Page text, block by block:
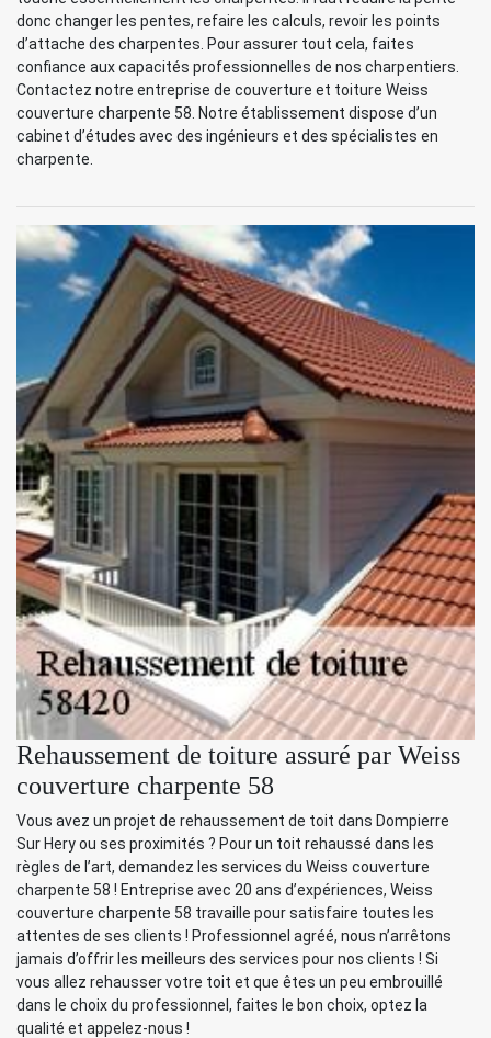
donc changer les pentes, refaire les calculs, revoir les points
d’attache des charpentes. Pour assurer tout cela, faites
confiance aux capacités professionnelles de nos charpentiers.
Contactez notre entreprise de couverture et toiture Weiss
couverture charpente 58. Notre établissement dispose d’un
cabinet d’études avec des ingénieurs et des spécialistes en
charpente.
Rehaussement de toiture assuré par Weiss
couverture charpente 58
Vous avez un projet de rehaussement de toit dans Dompierre
Sur Hery ou ses proximités ? Pour un toit rehaussé dans les
règles de l’art, demandez les services du Weiss couverture
charpente 58 ! Entreprise avec 20 ans d’expériences, Weiss
couverture charpente 58 travaille pour satisfaire toutes les
attentes de ses clients ! Professionnel agréé, nous n’arrêtons
jamais d’offrir les meilleurs des services pour nos clients ! Si
vous allez rehausser votre toit et que êtes un peu embrouillé
dans le choix du professionnel, faites le bon choix, optez la
qualité et appelez-nous !